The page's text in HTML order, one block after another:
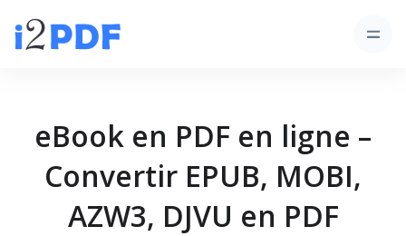
eBook en PDF en ligne –
Convertir EPUB, MOBI,
AZW3, DJVU en PDF